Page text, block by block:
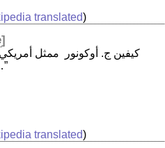
translated)
]
translated)